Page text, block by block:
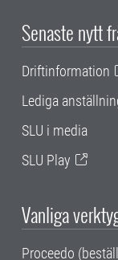
Senaste nytt
Driftinformation
Lediga
SLU i media
SLU Play
Vanliga
Proceedo